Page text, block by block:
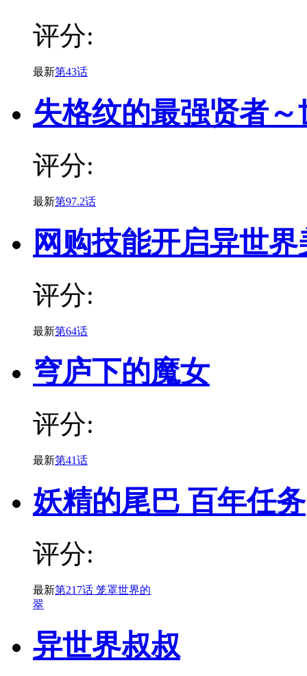
评分:
最新第43话
失格纹的最强贤者
评分:
最新第97.2话
网购技能开启异世
评分:
最新第64话
穹庐下的魔女
评分:
最新第41话
妖精的尾巴 百年任务
评分:
最新第217话 笼罩世界的
翠
异世界叔叔